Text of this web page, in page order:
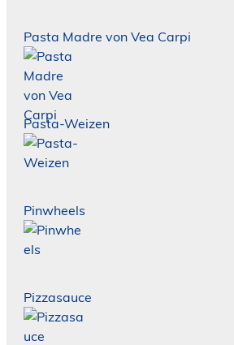
Pasta Madre von Vea Carpi
Pasta-Weizen
Pinwheels
Pizzasauce